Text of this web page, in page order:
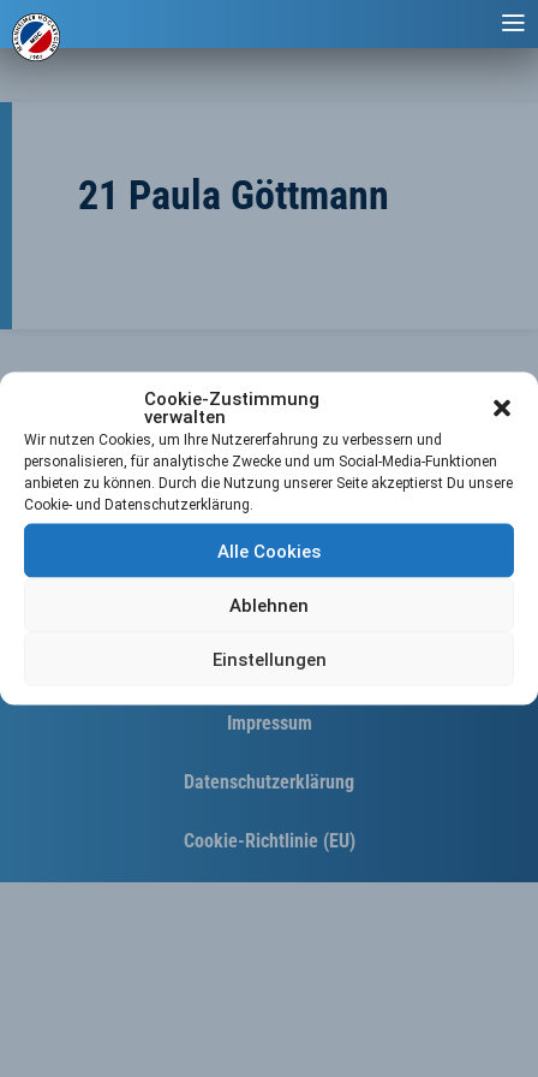
Cookie-Zustimmung
verwalten
Wir nutzen Cookies, um Ihre Nutzererfahrung zu verbessern und
personalisieren, für analytische Zwecke und um Social-Media-Funktionen
anbieten zu können. Durch die Nutzung unserer Seite akzeptierst Du unsere
Cookie- und Datenschutzerklärung.
Alle Cookies
Ablehnen
Einstellungen
21 Paula Göttmann
Vorheriger Player Nächster Player
Kontakt
Impressum
Datenschutzerklärung
Cookie-Richtlinie (EU)